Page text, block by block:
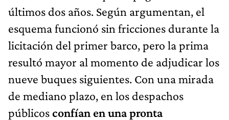
últimos dos años. Según argumentan, el
esquema funcionó sin fricciones durante la
licitación del primer barco, pero la prima
resultó mayor al momento de adjudicar los
nueve buques siguientes. Con una mirada
de mediano plazo, en los despachos
públicosconfían en una pronta